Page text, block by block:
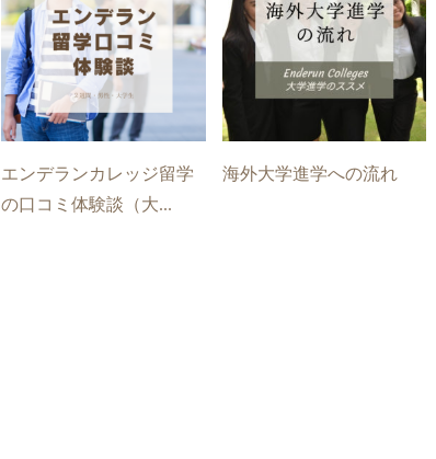
エンデランカレッジ留学
の口コミ体験談（大...
海外大学進学への流れ